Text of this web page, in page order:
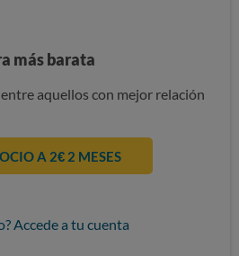
más barata
aquellos con mejor relación
A 2€ 2 MESES
Accede a tu cuenta